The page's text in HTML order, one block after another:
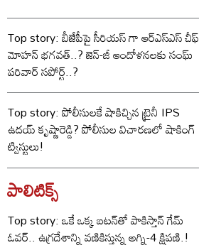
Top story: బీజేపీపై సీరియస్ గా ఆర్‌ఎస్‌ఎస్ చీఫ్
మోహన్ భగవత్..? జెన్-జీ ఆందోళనలకు సంఘ్
పరివార్ సపోర్ట్..?
Top story: పోలీసులకే షాకిచ్చిన ట్రైనీ IPS
ఉదయ్ కృష్ణారెడ్డి? పోలీసుల విచారణలో షాకింగ్
ట్విస్టులు!
పాలిటిక్స్‌
Top story: ఒకే ఒక్క బటన్‌తో పాకిస్తాన్ గేమ్
ఓవర్.. ఉగ్రదేశాన్ని వణికిస్తున్న అగ్ని-4 క్షిపణి.!